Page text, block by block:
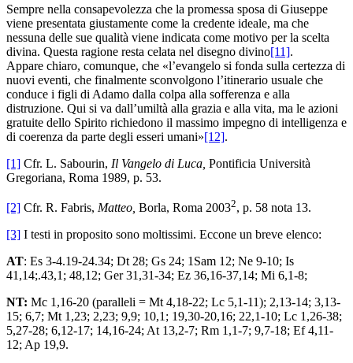
Sempre nella consapevolezza che la promessa sposa di Giuseppe
viene presentata giustamente come la credente ideale, ma che
nessuna delle sue qualità viene indicata come motivo per la scelta
divina. Questa ragione resta celata nel disegno divino[11].
Appare chiaro, comunque, che «l’evangelo si fonda sulla certezza di
nuovi eventi, che finalmente sconvolgono l’itinerario usuale che
conduce i figli di Adamo dalla colpa alla sofferenza e alla
distruzione. Qui si va dall’umiltà alla grazia e alla vita, ma le azioni
gratuite dello Spirito richiedono il massimo impegno di intelligenza e
di coerenza da parte degli esseri umani»[12].
[1] Cfr. L. Sabourin, Il Vangelo di Luca, Pontificia Università
Gregoriana, Roma 1989, p. 53.
[2] Cfr. R. Fabris, Matteo, Borla, Roma 20032, p. 58 nota 13.
[3] I testi in proposito sono moltissimi. Eccone un breve elenco:
AT: Es 3-4.19-24.34; Dt 28; Gs 24; 1Sam 12; Ne 9-10; Is
41,14;.43,1; 48,12; Ger 31,31-34; Ez 36,16-37,14; Mi 6,1-8;
NT: Mc 1,16-20 (paralleli = Mt 4,18-22; Lc 5,1-11); 2,13-14; 3,13-
15; 6,7; Mt 1,23; 2,23; 9,9; 10,1; 19,30-20,16; 22,1-10; Lc 1,26-38;
5,27-28; 6,12-17; 14,16-24; At 13,2-7; Rm 1,1-7; 9,7-18; Ef 4,11-
12; Ap 19,9.